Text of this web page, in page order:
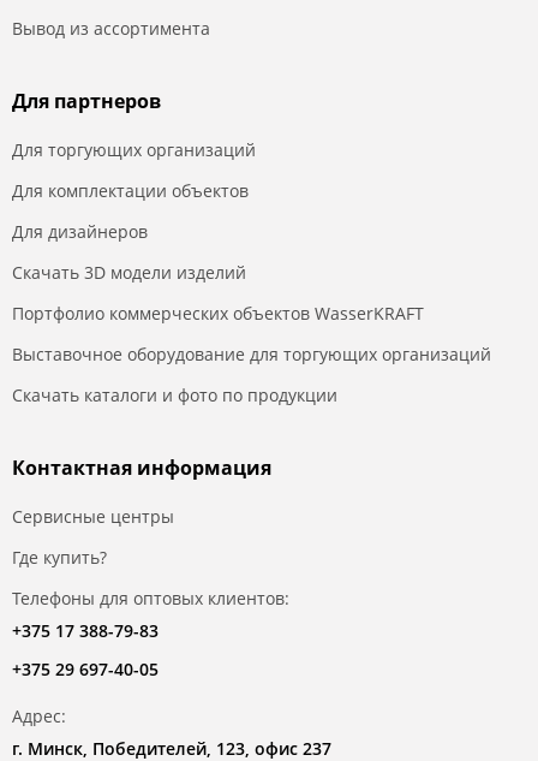
Вывод из ассортимента
Для партнеров
Для торгующих организаций
Для комплектации объектов
Для дизайнеров
Скачать 3D модели изделий
Портфолио коммерческих объектов WasserKRAFT
Выставочное оборудование для торгующих организаций
Скачать каталоги и фото по продукции
Контактная информация
Сервисные центры
Где купить?
Телефоны для оптовых клиентов:
+375 17 388-79-83
+375 29 697-40-05
Адрес:
г. Минск, Победителей, 123, офис 237